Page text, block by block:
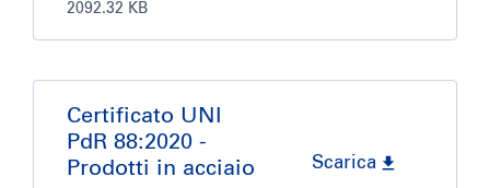
2092.32 KB
Certificato UNI
PdR 88:2020 -
Prodotti in acciaio
Scarica